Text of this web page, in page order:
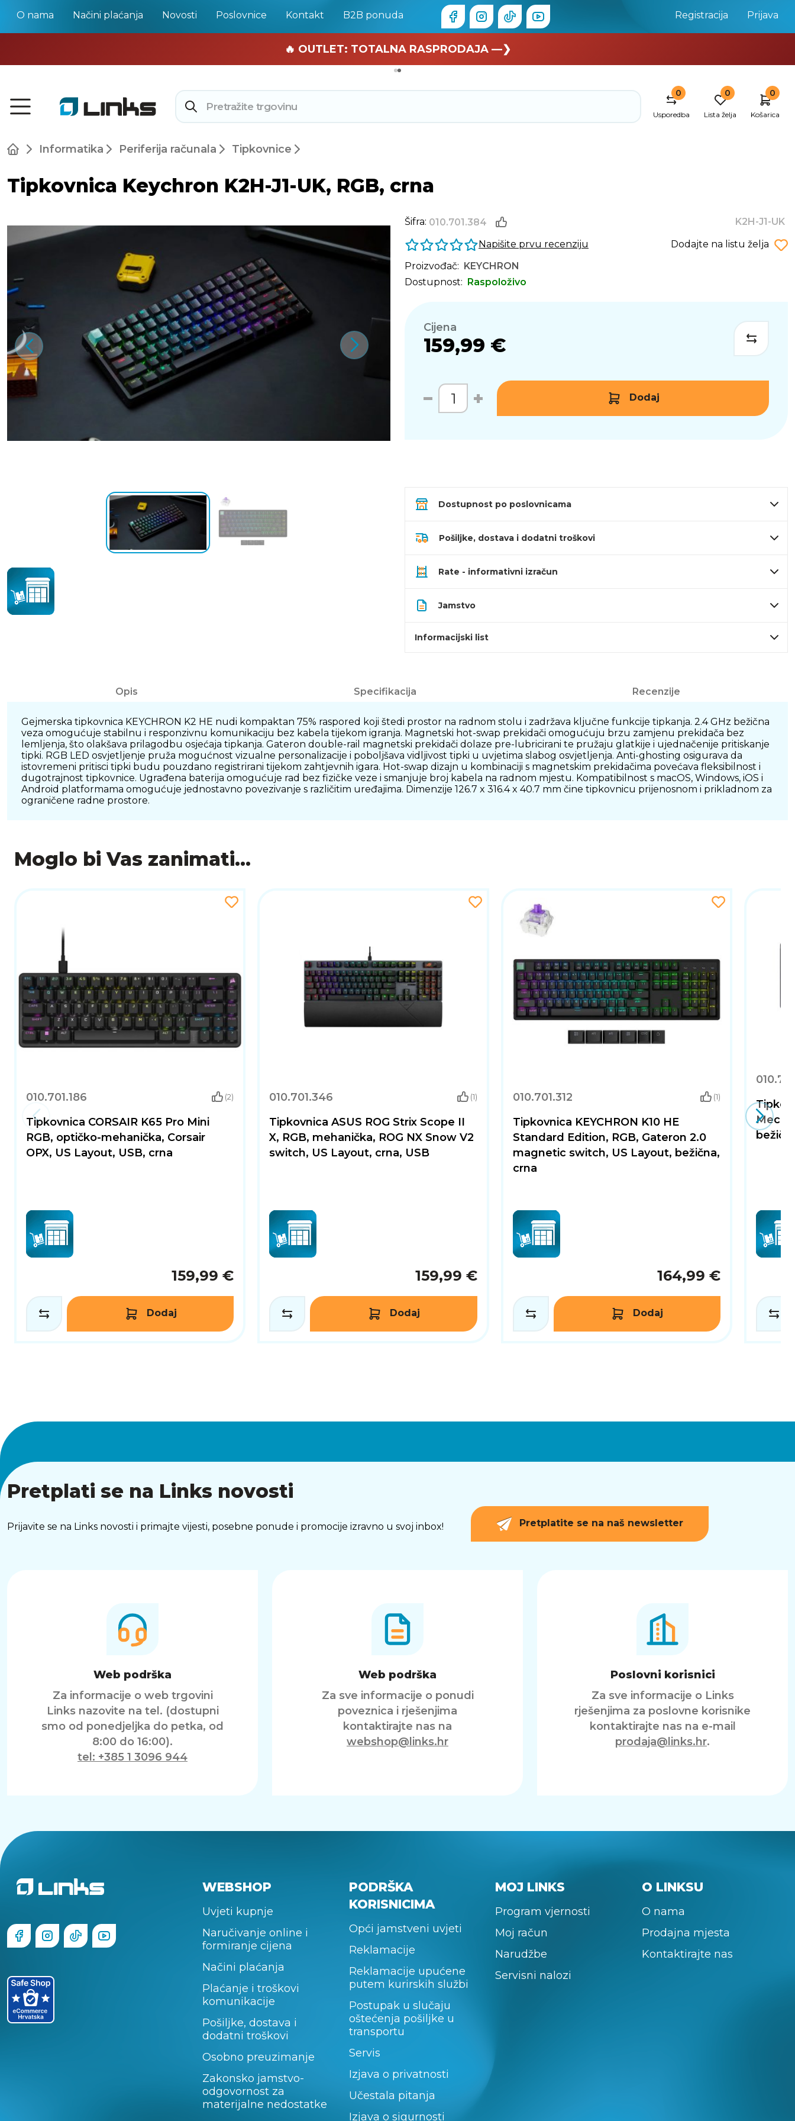
O nama Načini plaćanja Novosti Poslovnice Kontakt B2B ponuda Registracija Prijava
🏄 Zaslužuješ odmor —❯
🔥 OUTLET: TOTALNA RASPRODAJA —❯
0
Usporedba
0
Lista želja
0
Košarica
Informatika Periferija računala Tipkovnice
Tipkovnica Keychron K2H-J1-UK, RGB, crna
Šifra: 010.701.384
K2H-J1-UK
Napišite prvu recenziju
Dodajte na listu želja
Proizvođač: KEYCHRON
Dostupnost: Raspoloživo
Cijena
159,99 €
Dodaj
Dostupnost po poslovnicama
Pošiljke, dostava i dodatni troškovi
Rate - informativni izračun
Jamstvo
Informacijski list
Opis Specifikacija Recenzije
Gejmerska tipkovnica KEYCHRON K2 HE nudi kompaktan 75% raspored koji štedi prostor na radnom stolu i zadržava ključne funkcije tipkanja. 2.4 GHz bežična
veza omogućuje stabilnu i responzivnu komunikaciju bez kabela tijekom igranja. Magnetski hot-swap prekidači omogućuju brzu zamjenu prekidača bez
lemljenja, što olakšava prilagodbu osjećaja tipkanja. Gateron double-rail magnetski prekidači dolaze pre-lubricirani te pružaju glatkije i ujednačenije pritiskanje
tipki. RGB LED osvjetljenje pruža mogućnost vizualne personalizacije i poboljšava vidljivost tipki u uvjetima slabog osvjetljenja. Anti-ghosting osigurava da
istovremeni pritisci tipki budu pouzdano registrirani tijekom zahtjevnih igara. Hot-swap dizajn u kombinaciji s magnetskim prekidačima povećava fleksibilnost i
dugotrajnost tipkovnice. Ugrađena baterija omogućuje rad bez fizičke veze i smanjuje broj kabela na radnom mjestu. Kompatibilnost s macOS, Windows, iOS i
Android platformama omogućuje jednostavno povezivanje s različitim uređajima. Dimenzije 126.7 x 316.4 x 40.7 mm čine tipkovnicu prijenosnom i prikladnom za
ograničene radne prostore.
Moglo bi Vas zanimati...
010.701.186 (2)
Tipkovnica CORSAIR K65 Pro Mini
RGB, optičko-mehanička, Corsair
OPX, US Layout, USB, crna
159,99 €
Dodaj
010.701.346 (1)
Tipkovnica ASUS ROG Strix Scope II
X, RGB, mehanička, ROG NX Snow V2
switch, US Layout, crna, USB
159,99 €
Dodaj
010.701.312 (1)
Tipkovnica KEYCHRON K10 HE
Standard Edition, RGB, Gateron 2.0
magnetic switch, US Layout, bežična,
crna
164,99 €
Dodaj
Pretplati se na Links novosti
Prijavite se na Links novosti i primajte vijesti, posebne ponude i promocije izravno u svoj inbox! Pretplatite se na naš newsletter
Web podrška
Za informacije o web trgovini
Links nazovite na tel. (dostupni
smo od ponedjeljka do petka, od
8:00 do 16:00).
tel: +385 1 3096 944
Web podrška
Za sve informacije o ponudi
poveznica i rješenjima
kontaktirajte nas na
webshop@links.hr
Poslovni korisnici
Za sve informacije o Links
rješenjima za poslovne korisnike
kontaktirajte nas na e-mail
prodaja@links.hr.
WEBSHOP
Uvjeti kupnje
Naručivanje online i
formiranje cijena
Načini plaćanja
Plaćanje i troškovi
komunikacije
Pošiljke, dostava i
dodatni troškovi
Osobno preuzimanje
Zakonsko jamstvo-
odgovornost za
materijalne nedostatke
PODRŠKA
KORISNICIMA
Opći jamstveni uvjeti
Reklamacije
Reklamacije upućene
putem kurirskih službi
Postupak u slučaju
oštećenja pošiljke u
transportu
Servis
Izjava o privatnosti
Učestala pitanja
Izjava o sigurnosti
MOJ LINKS
Program vjernosti
Moj račun
Narudžbe
Servisni nalozi
O LINKSU
O nama
Prodajna mjesta
Kontaktirajte nas